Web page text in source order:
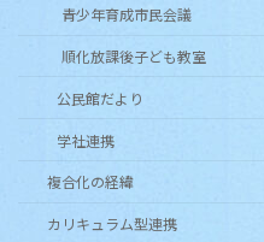
青少年育成市民会議
順化放課後子ども教室
公民館だより
学社連携
複合化の経緯
カリキュラム型連携